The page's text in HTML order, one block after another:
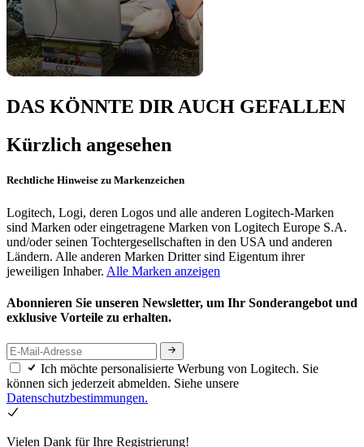
DAS KÖNNTE DIR AUCH GEFALLEN
Kürzlich angesehen
Rechtliche Hinweise zu Markenzeichen
Logitech, Logi, deren Logos und alle anderen Logitech-Marken
sind Marken oder eingetragene Marken von Logitech Europe S.A.
und/oder seinen Tochtergesellschaften in den USA und anderen
Ländern. Alle anderen Marken Dritter sind Eigentum ihrer
jeweiligen Inhaber. Alle Marken anzeigen
Abonnieren Sie unseren Newsletter, um Ihr Sonderangebot und
exklusive Vorteile zu erhalten.
Ich möchte personalisierte Werbung von Logitech. Sie
können sich jederzeit abmelden. Siehe unsere
Datenschutzbestimmungen.
Vielen Dank für Ihre Registrierung!